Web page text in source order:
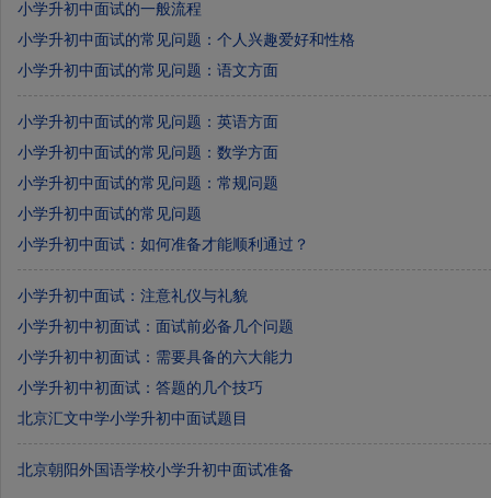
小学升初中面试的一般流程
小学升初中面试的常见问题：个人兴趣爱好和性格
小学升初中面试的常见问题：语文方面
小学升初中面试的常见问题：英语方面
小学升初中面试的常见问题：数学方面
小学升初中面试的常见问题：常规问题
小学升初中面试的常见问题
小学升初中面试：如何准备才能顺利通过？
小学升初中面试：注意礼仪与礼貌
小学升初中初面试：面试前必备几个问题
小学升初中初面试：需要具备的六大能力
小学升初中初面试：答题的几个技巧
北京汇文中学小学升初中面试题目
北京朝阳外国语学校小学升初中面试准备